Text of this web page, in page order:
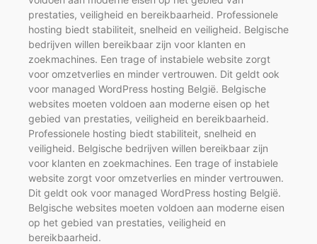
prestaties, veiligheid en bereikbaarheid. Professionele
hosting biedt stabiliteit, snelheid en veiligheid. Belgische
bedrijven willen bereikbaar zijn voor klanten en
zoekmachines. Een trage of instabiele website zorgt
voor omzetverlies en minder vertrouwen. Dit geldt ook
voor managed WordPress hosting België. Belgische
websites moeten voldoen aan moderne eisen op het
gebied van prestaties, veiligheid en bereikbaarheid.
Professionele hosting biedt stabiliteit, snelheid en
veiligheid. Belgische bedrijven willen bereikbaar zijn
voor klanten en zoekmachines. Een trage of instabiele
website zorgt voor omzetverlies en minder vertrouwen.
Dit geldt ook voor managed WordPress hosting België.
Belgische websites moeten voldoen aan moderne eisen
op het gebied van prestaties, veiligheid en
bereikbaarheid.